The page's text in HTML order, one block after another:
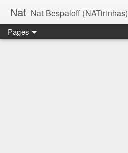
Nat Nat Bespaloff (NATirinhas)
Pages